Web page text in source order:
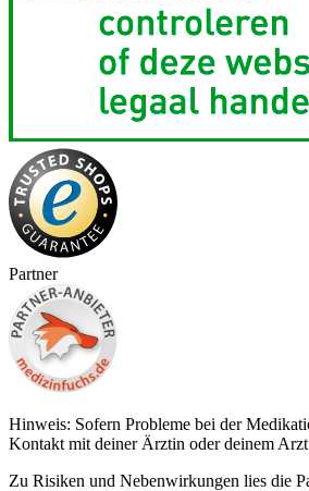
Partner
Hinweis: Sofern Probleme bei der
Kontakt mit deiner Ärztin oder deinem
Zu Risiken und Nebenwirkungen lies die